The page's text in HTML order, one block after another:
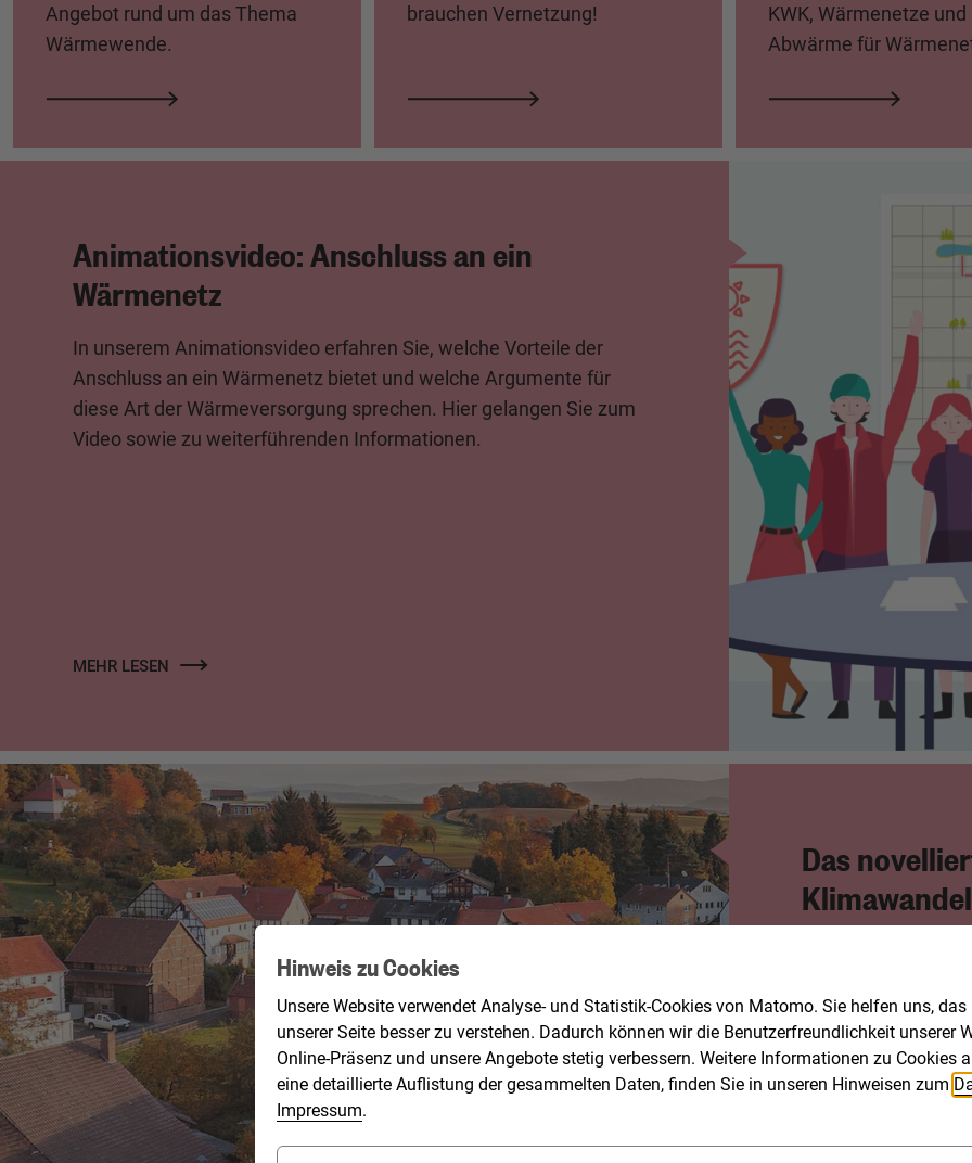
Angebot rund um das Thema
Wärmewende.
brauchen Vernetzung!
KWK, Wärmenetze und
Abwärme für
Animationsvideo: Anschluss an ein
Wärmenetz
In unserem Animationsvideo erfahren Sie, welche Vorteile der
Anschluss an ein Wärmenetz bietet und welche Argumente für
diese Art der Wärmeversorgung sprechen. Hier gelangen Sie zum
Video sowie zu weiterführenden Informationen.
MEHR LESEN
Das
Eine Übersicht zu
und
BW) finden Sie
Hinweis zu Cookies
Unsere Website verwendet Analyse- und Statistik-Cookies von Matomo. Sie helfen uns,
unserer Seite besser zu verstehen. Dadurch können wir die Benutzerfreundlichkeit unserer
Online-Präsenz und unsere Angebote stetig verbessern. Weitere Informationen zu Cookies
eine detaillierte Auflistung der gesammelten Daten, finden Sie in unseren Hinweisen zum
Impressum.